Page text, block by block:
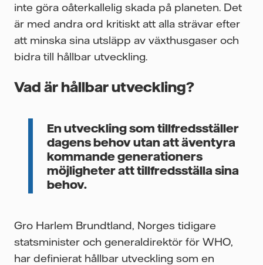
inte göra oåterkallelig skada på planeten. Det
är med andra ord kritiskt att alla strävar efter
att minska sina utsläpp av växthusgaser och
bidra till hållbar utveckling.
Vad är hållbar utveckling?
En utveckling som tillfredsställer
dagens behov utan att äventyra
kommande generationers
möjligheter att tillfredsställa sina
behov.
Gro Harlem Brundtland, Norges tidigare
statsminister och generaldirektör för WHO,
har definierat hållbar utveckling som en